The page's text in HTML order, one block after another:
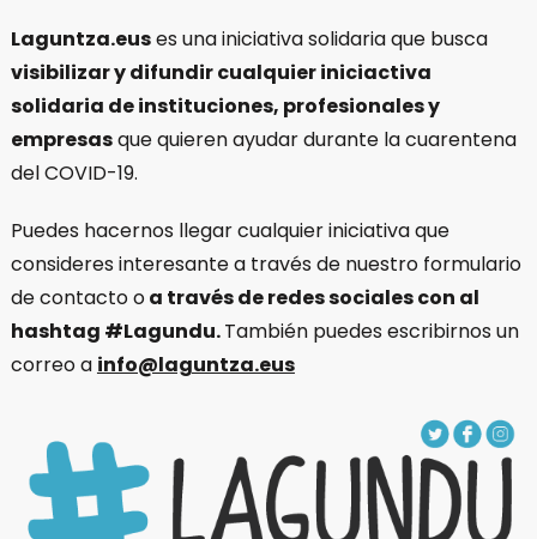
Laguntza.euses una iniciativa solidaria que busca
visibilizar y difundir cualquier iniciactiva
solidaria de instituciones, profesionales y
empresasque quieren ayudar durante la cuarentena
del COVID-19.
Puedes hacernos llegar cualquier iniciativa que
consideres interesante a través de nuestro formulario
de contacto oa través de redes sociales con al
hashtag #Lagundu.También puedes escribirnos un
correo a info@laguntza.eus